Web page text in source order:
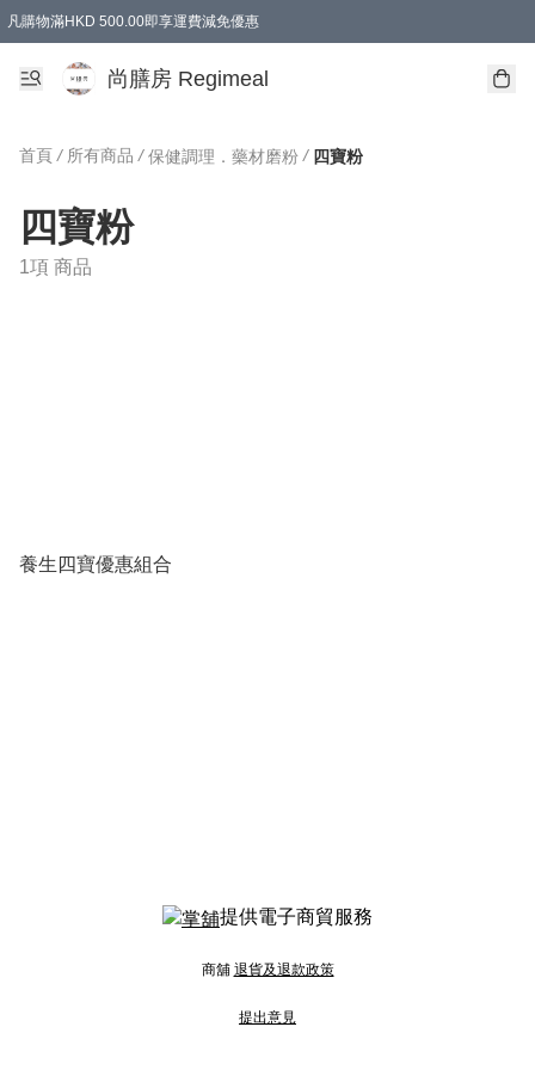
凡購物滿HKD 500.00即享運費減免優惠
尚膳房 Regimeal
首頁 / 所有商品 / 保健調理．藥材磨粉 / 四寶粉
四寶粉
1項 商品
養生四寶優惠組合
提供電子商貿服務
商舖 退貨及退款政策
提出意見